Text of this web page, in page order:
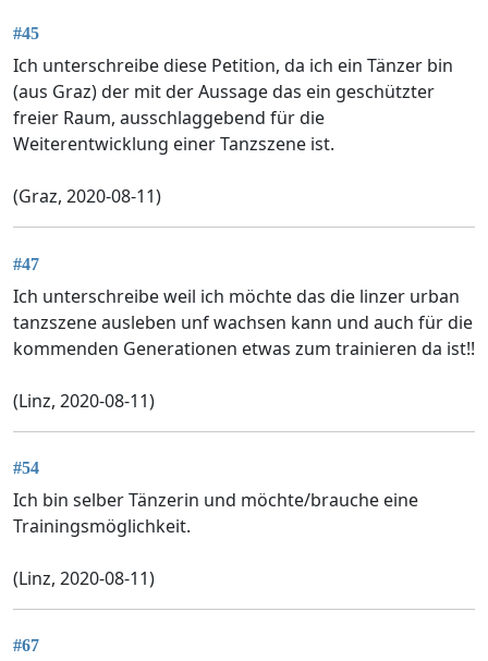
#45
Ich unterschreibe diese Petition, da ich ein Tänzer bin
(aus Graz) der mit der Aussage das ein geschützter
freier Raum, ausschlaggebend für die
Weiterentwicklung einer Tanzszene ist.
(Graz, 2020-08-11)
#47
Ich unterschreibe weil ich möchte das die linzer urban
tanzszene ausleben unf wachsen kann und auch für die
kommenden Generationen etwas zum trainieren da ist!!
(Linz, 2020-08-11)
#54
Ich bin selber Tänzerin und möchte/brauche eine
Trainingsmöglichkeit.
(Linz, 2020-08-11)
#67